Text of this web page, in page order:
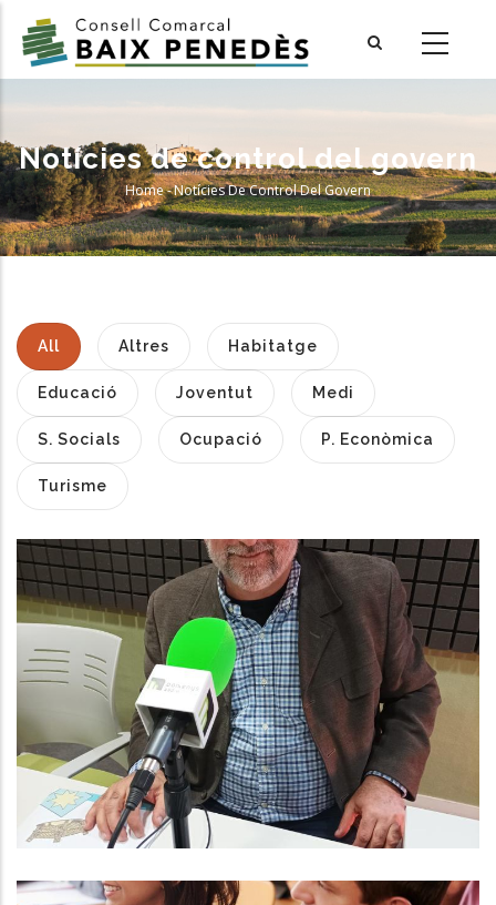
main
Notícies de control del govern
Breadcrumb
Home-Notícies De Control Del Govern
All Altres Habitatge
Educació Joventut Medi
S. Socials Ocupació P. Econòmica
Turisme
ENTREVISTA A DAVID PULIDO.
CONSELLER D'HISENDA I QUALITAT
DE SERVEIS AL CONSELL
COMARCAL
Altres